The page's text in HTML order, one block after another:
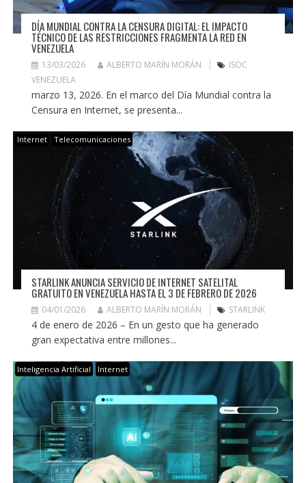
DÍA MUNDIAL CONTRA LA CENSURA DIGITAL: EL IMPACTO
TÉCNICO DE LAS RESTRICCIONES FRAGMENTA LA RED EN
VENEZUELA
13/03/2026 ALBERTO MARÍN MORÁN
ISOC
VENEZUELA
marzo 13, 2026. En el marco del Día Mundial contra la
Censura en Internet, se presenta...
Internet Telecomunicaciones
STARLINK ANUNCIA SERVICIO DE INTERNET SATELITAL
GRATUITO EN VENEZUELA HASTA EL 3 DE FEBRERO DE 2026
04/01/2026 ALBERTO MARÍN MORÁN STARLINK
4 de enero de 2026 – En un gesto que ha generado
gran expectativa entre millones...
Inteligencia Artificial Internet